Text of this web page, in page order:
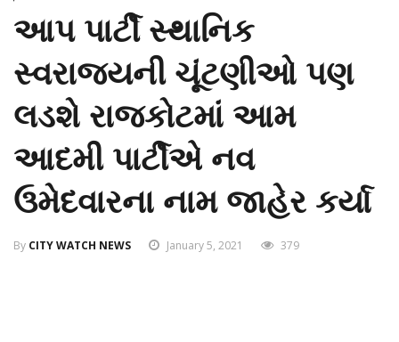
આપ પાર્ટી સ્થાનિક
સ્વરાજ્યની ચૂંટણીઓ પણ
લડશે રાજકોટમાં આમ
આદમી પાર્ટીએ નવ
ઉમેદવારના નામ જાહેર કર્યા
By CITY WATCH NEWS January 5, 2021 379